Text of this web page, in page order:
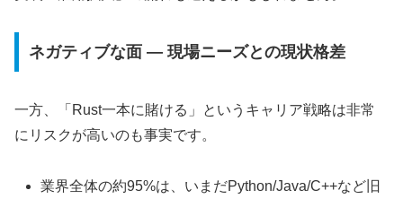
ネガティブな面 ― 現場ニーズとの現状格差
一方、「Rust一本に賭ける」というキャリア戦略は非常
にリスクが高いのも事実です。
業界全体の約95%は、いまだPython/Java/C++など旧